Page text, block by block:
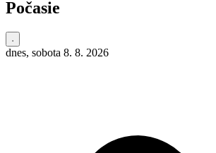
Počasie
dnes, sobota 8. 8. 2026